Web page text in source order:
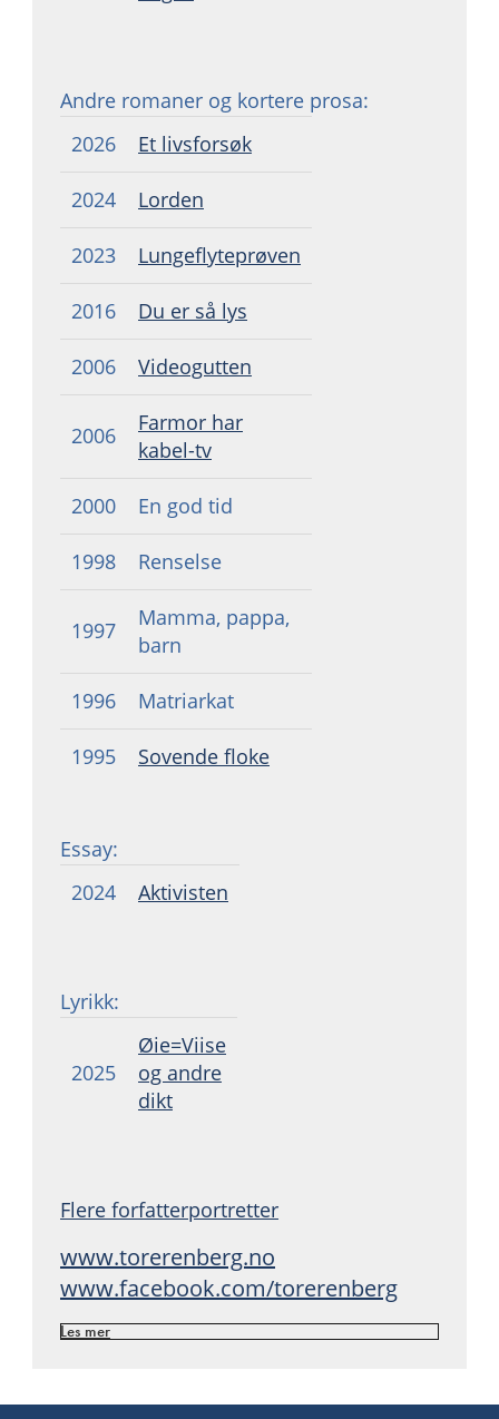
Andre romaner og kortere prosa:
2026
Et livsforsøk
2024 Lorden
2023 Lungeflyteprøven
2016 Du er så lys
2006 Videogutten
2006
Farmor har
kabel-tv
2000 En god tid
1998 Renselse
1997
Mamma, pappa,
barn
1996 Matriarkat
1995 Sovende floke
Essay:
2024
Aktivisten
Lyrikk:
2025
Øie=Viise
og andre
dikt
Flere forfatterportretter
www.torerenberg.no
www.facebook.com/torerenberg
Les mer